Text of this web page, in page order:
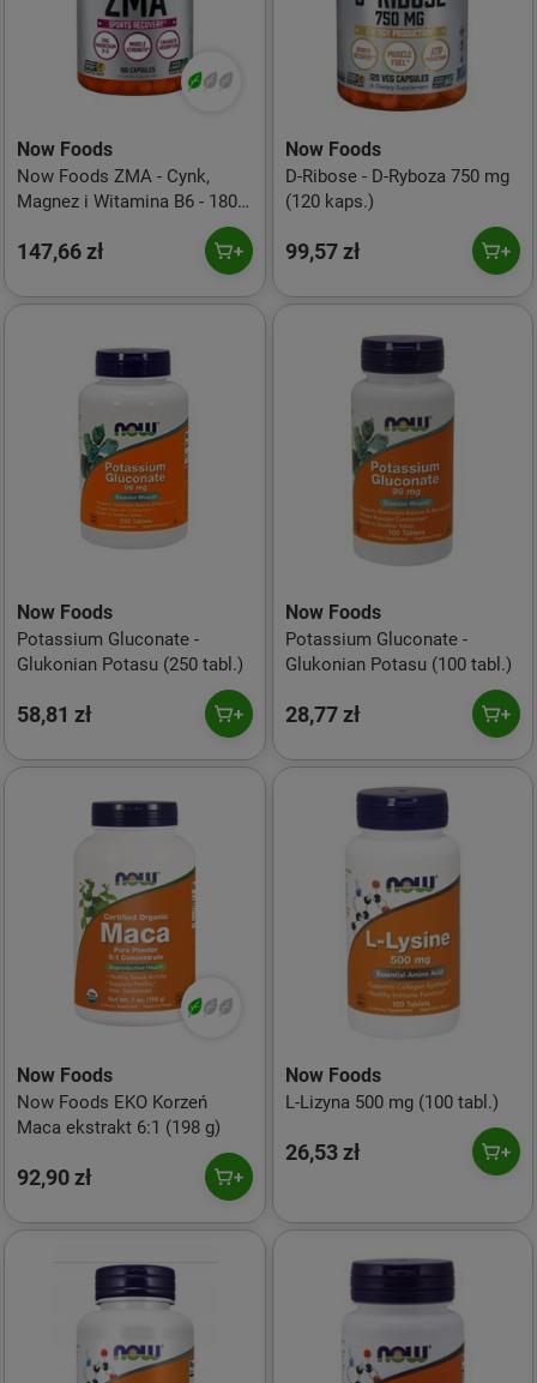
Now Foods
Now Foods ZMA - Cynk,
Magnez i Witamina B6 - 180
147,66 zł
Now Foods
D-Ribose - D-Ryboza 750 mg
(120 kaps.)
99,57 zł
Now Foods
Potassium Gluconate -
Glukonian Potasu (250 tabl.)
58,81 zł
Now Foods
Potassium Gluconate -
Glukonian Potasu (100 tabl.)
28,77 zł
Now Foods
Now Foods EKO Korzeń
Maca ekstrakt 6:1 (198 g)
92,90 zł
Now Foods
L-Lizyna 500 mg (100 tabl.)
26,53 zł